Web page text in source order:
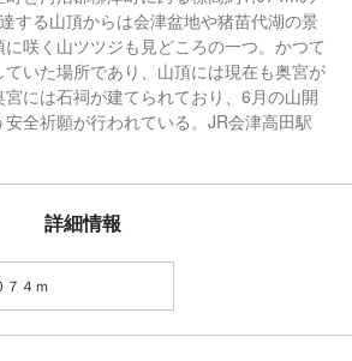
する山頂からは会津盆地や猪苗代湖の景
咲く山ツツジも見どころの一つ。かつて
いた場所であり、山頂には現在も奥宮が
には石祠が建てられており、6月の山開
全祈願が行われている。JR会津高田駅
詳細情報
７４ｍ